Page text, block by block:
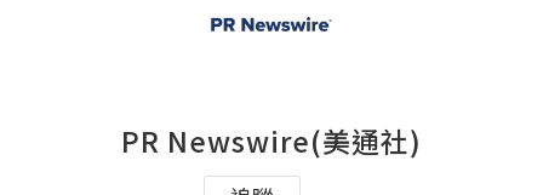
PR Newswire(美通社)